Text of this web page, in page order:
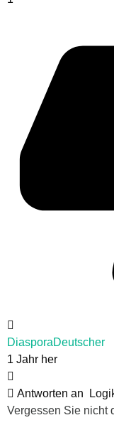
DiasporaDeutscher
1 Jahr her
Antworten an
Vergessen Sie nicht